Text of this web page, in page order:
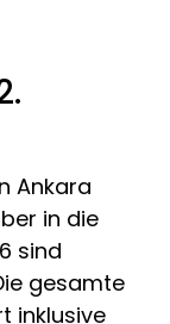
Ankara
in die
sind
gesamte
inklusive